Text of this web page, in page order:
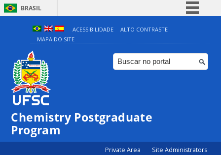
BRASIL
Simplifique!
Comunica BR
Participe
ACESSIBILIDADE
ALTO CONTRASTE
MAPA DO SITE
Chemistry Postgraduate
Program
Private Area Site Administrators